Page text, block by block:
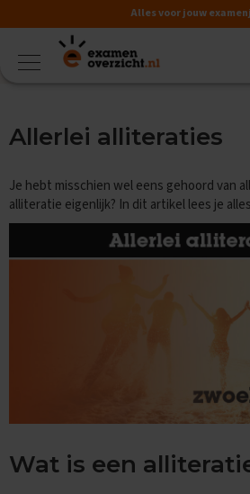
Alles voor jouw
VMBO
e
n
Allerlei alliteraties
Je hebt misschien wel eens gehoord van
alliteratie eigenlijk? In dit artikel lees je
Wat is een